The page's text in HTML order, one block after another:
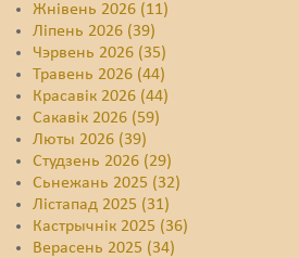
Жнівень 2026 (11)
Ліпень 2026 (39)
Чэрвень 2026 (35)
Травень 2026 (44)
Красавік 2026 (44)
Сакавік 2026 (59)
Люты 2026 (39)
Студзень 2026 (29)
Сьнежань 2025 (32)
Лістапад 2025 (31)
Кастрычнік 2025 (36)
Верасень 2025 (34)